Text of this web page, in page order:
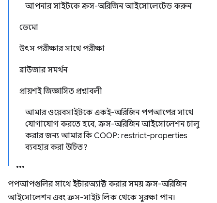
আপনার সাইটকে ক্রস-অরিজিন আইসোলেটেড করুন
ডেমো
উৎস পরীক্ষার সাথে পরীক্ষা
ব্রাউজার সমর্থন
প্রায়শই জিজ্ঞাসিত প্রশ্নাবলী
আমার ওয়েবসাইটকে একই-অরিজিন পপআপের সাথে
যোগাযোগ করতে হবে, ক্রস-অরিজিন আইসোলেশন চালু
করার জন্য আমার কি COOP: restrict-properties
ব্যবহার করা উচিত?
পপআপগুলির সাথে ইন্টারঅ্যাক্ট করার সময় ক্রস-অরিজিন
আইসোলেশন এবং ক্রস-সাইট লিক থেকে সুরক্ষা পান।